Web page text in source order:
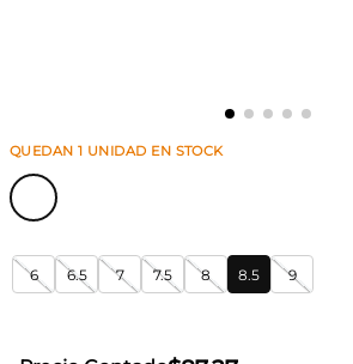
QUEDAN1 UNIDAD EN STOCK
6 6.5 7 7.5 8 8.5 9